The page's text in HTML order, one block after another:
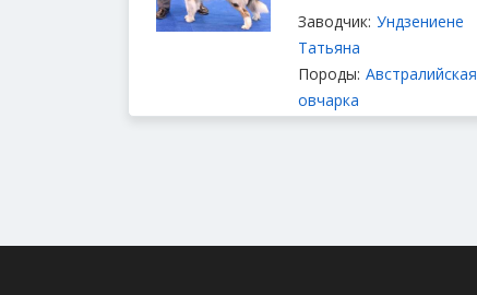
Заводчик: Ундзениене
Татьяна
Породы: Австралийская
овчарка